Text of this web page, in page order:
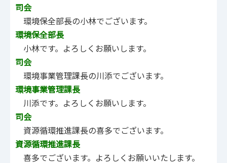
司会
環境保全部長の小林でございます。
環境保全部長
小林です。よろしくお願いします。
司会
環境事業管理課長の川添でございます。
環境事業管理課長
川添です。よろしくお願いします。
司会
資源循環推進課長の喜多でございます。
資源循環推進課長
喜多でございます。よろしくお願いいたします。